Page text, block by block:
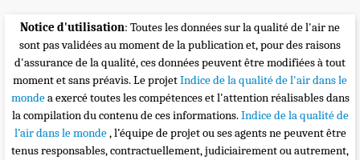
Notice d'utilisation: Toutes les données sur la qualité de l'air ne
sont pas validées au moment de la publication et, pour des raisons
d'assurance de la qualité, ces données peuvent être modifiées à tout
moment et sans préavis. Le projetIndice de la qualité de l'air dans le
mondea exercé toutes les compétences et l'attention réalisables dans
la compilation du contenu de ces informations.Indice de la qualité de
l’air dans le monde, l’équipe de projet ou ses agents ne peuvent être
tenus responsables, contractuellement, judiciairement ou autrement,